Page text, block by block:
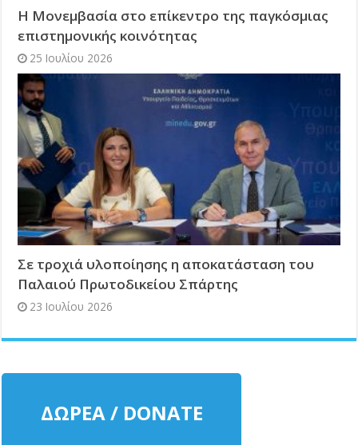
Η Μονεμβασία στο επίκεντρο της παγκόσμιας
επιστημονικής κοινότητας
25 Ιουλίου 2026
Σε τροχιά υλοποίησης η αποκατάσταση του
Παλαιού Πρωτοδικείου Σπάρτης
23 Ιουλίου 2026
ΔΩΡΕΑ / DONATE